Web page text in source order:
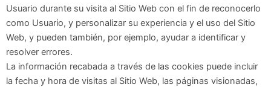
Usuario durante su visita al Sitio Web con el fin de reconocerlo
como Usuario, y personalizar su experiencia y el uso del Sitio
Web, y pueden también, por ejemplo, ayudar a identificar y
resolver errores.
La información recabada a través de las cookies puede incluir
la fecha y hora de visitas al Sitio Web, las páginas visionadas,